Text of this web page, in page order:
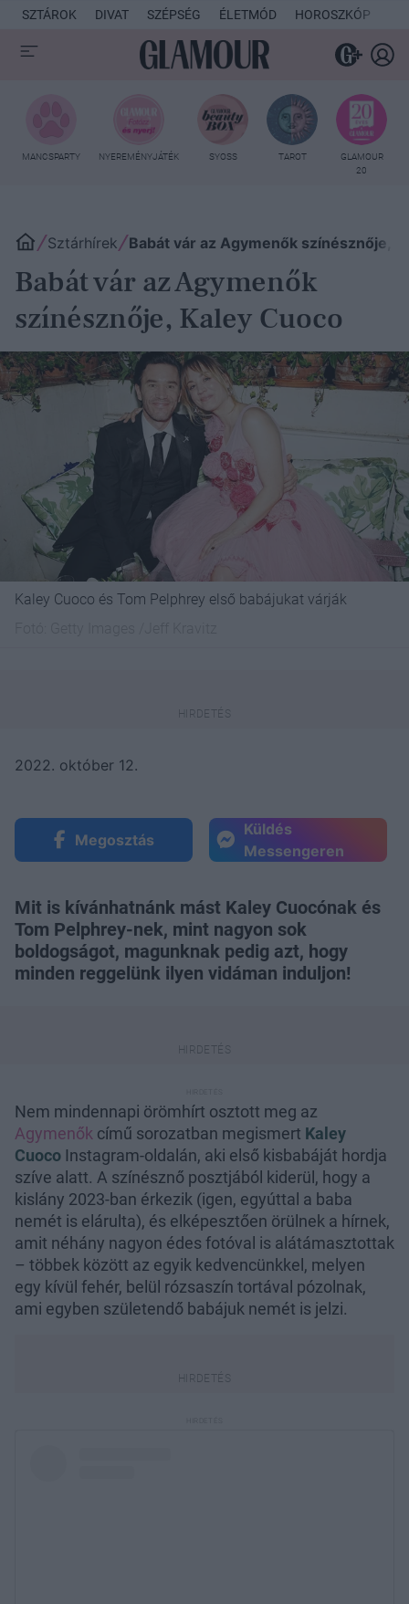
SZTÁROK DIVAT SZÉPSÉG ÉLETMÓD HOROSZKÓP
MANCSPARTY NYEREMÉNYJÁTÉK SYOSS TAROT
GLAMOUR
20
Sztárhírek Babát vár az Agymenők színésznője,
Babát vár az Agymenők
színésznője, Kaley Cuoco
Kaley Cuoco és Tom Pelphrey első babájukat várják
2022. október 12.
Megosztás
Küldés
Messengeren
Mit is kívánhatnánk mást Kaley Cuocónak és
Tom Pelphrey-nek, mint nagyon sok
boldogságot, magunknak pedig azt, hogy
minden reggelünk ilyen vidáman induljon!
Nem mindennapi örömhírt osztott meg az
Agymenők című sorozatban megismert Kaley
Cuoco Instagram-oldalán, aki első kisbabáját hordja
szíve alatt. A színésznő posztjából kiderül, hogy a
kislány 2023-ban érkezik (igen, egyúttal a baba
nemét is elárulta), és elképesztően örülnek a hírnek,
amit néhány nagyon édes fotóval is alátámasztottak
– többek között az egyik kedvencünkkel, melyen
egy kívül fehér, belül rózsaszín tortával pózolnak,
ami egyben születendő babájuk nemét is jelzi.